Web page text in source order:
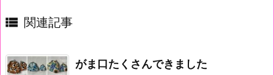
 関連記事
がま口たくさんできました